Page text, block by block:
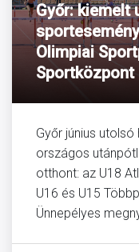
Győr: kiemelt
Olimpiai
Sportközpont
Győr június
országos
otthont: az U18
U16 és U15
Ünnepélyes